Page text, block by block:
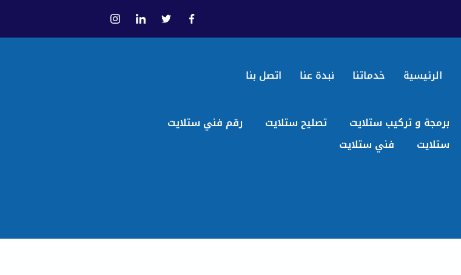
الرئيسية خدماتنا نبدة عنا اتصل بنا
برمجة و تركيب ستلايت تصليح ستلايت
رقم فني ستلايت
ستلايت
فني ستلايت